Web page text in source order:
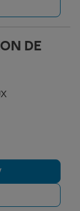
DE